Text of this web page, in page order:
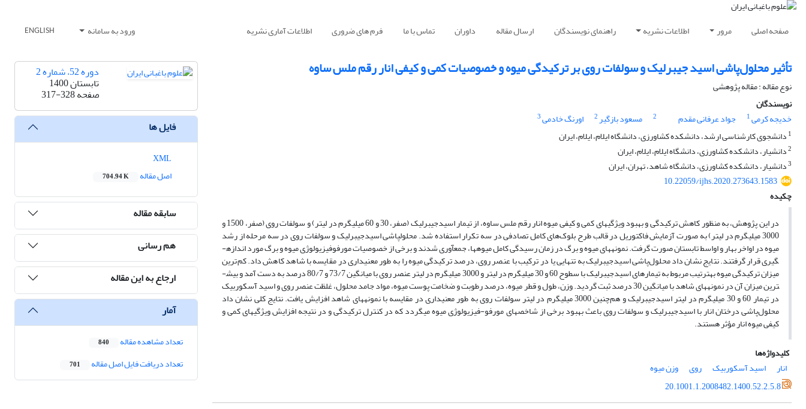
صفحه اصلی مرور اطلاعات نشریه راهنمای نویسندگان ارسال مقاله داوران تماس با ما فرم های ضروری اطلاعات آماری نشریه ورود به سامانه ENGLISH
تأثیر محلول‌پاشی اسید جیبرلیک و سولفات روی بر ترکیدگی میوه و خصوصیات کمی ‌و کیفی انار ‏رقم ملس ساوه
نوع مقاله : مقاله پژوهشی
نویسندگان
خدیجه کرمی1 جواد عرفانی مقدم 2 مسعود بازگیر2 اورنگ خادمی3
1 دانشجوی کارشناسی ارشد، دانشکده کشاورزی، دانشگاه ایلام، ایلام، ایران
2دانشیار، دانشکده کشاورزی، دانشگاه ایلام، ایلام، ایران
3دانشیار، دانشکده کشاورزی، دانشگاه شاهد، تهران، ایران
10.22059/ijhs.2020.273643.1583
چکیده
در این پژوهش، به منظور کاهش ترکیدگی و بهبود ویژگی­های کمی ‌و کیفی میوه انار رقم ملس ساوه، از تیمار اسیدجیبرلیک (صفر، 30 و 60 میلی­گرم در لیتر) و سولفات روی (صفر، 1500 و
3000 میلی­گرم در لیتر) به صورت آزمایش فاکتوریل در قالب طرح بلوک‌های کامل تصادفی در سه تکرار استفاده شد. محلول­پاشی اسیدجیبرلیک و سولفات روی در سه مرحله از رشد
میوه در اواخر بهار و اواسط تابستان صورت گرفت. نمونه­های میوه و برگ در زمان رسیدگی کامل میوه­ها، جمع­آوری شدند و برخی از خصوصیات مورفوفیزیولوژی میوه و برگ مورد اندازه­
گیری قرار گرفتند. نتایج نشان داد محلول‌پاشی اسیدجیبرلیک به تنهایی یا در ترکیب با عنصر روی، درصد ترکیدگی میوه را به طور معنی­داری در مقایسه با شاهد کاهش داد. کم‌ترین
میزان ترکیدگی میوه به­ترتیب مربوط به تیمارهای اسیدجیبرلیک با سطوح 60 و 30 میلی­گرم در لیتر و 3000 میلی­گرم در لیتر عنصر روی با میانگین 73/7 و 80/7 درصد به دست آمد و بیش­
ترین میزان آن در نمونه­های شاهد با میانگین 30 درصد ثبت گردید. وزن، طول و قطر میوه، درصد رطوبت و ضخامت پوست میوه، مواد جامد محلول، غلظت عنصر روی و اسید آسکوربیک
در تیمار 60 و 30 میلی­گرم در لیتر اسیدجیبرلیک و هم‌چنین 3000 میلی­گرم در لیتر سولفات روی به طور معنی­داری در مقایسه با نمونه­های شاهد افزایش یافت. نتایج کلی نشان داد
محلول‌پاشی درختان انار با اسیدجیبرلیک و سولفات روی باعث بهبود برخی از شاخص­های مورفو-فیزیولوژی میوه می­گردد که در کنترل ترکیدگی و در نتیجه افزایش ویژگی­های کمی ‌و
کیفی میوه انار مؤثر هستند.
کلیدواژه‌ها
انار
اسید آسکوربیک روی
وزن میوه‏
20.1001.1.2008482.1400.52.2.5.8
دوره 52، شماره 2
تابستان 1400
صفحه317-328
فایل ها
اصل مقاله
704.94 K
سابقه مقاله
هم رسانی
ارجاع به این مقاله
آمار
تعداد مشاهده مقاله 840
تعداد دریافت فایل اصل مقاله 701